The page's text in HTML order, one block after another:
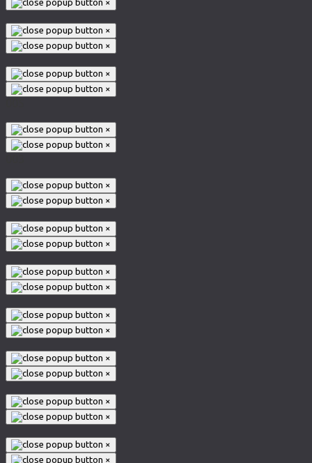
×
×
×
×
×
×
×
×
×
×
×
×
×
×
×
×
×
×
×
×
×